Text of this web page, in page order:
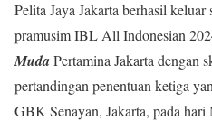
Pelita Jaya Jakarta berhasil
pramusim IBL All Indonesian
MudaPertamina Jakarta dengan
pertandingan penentuan ketiga
GBK Senayan, Jakarta, pada